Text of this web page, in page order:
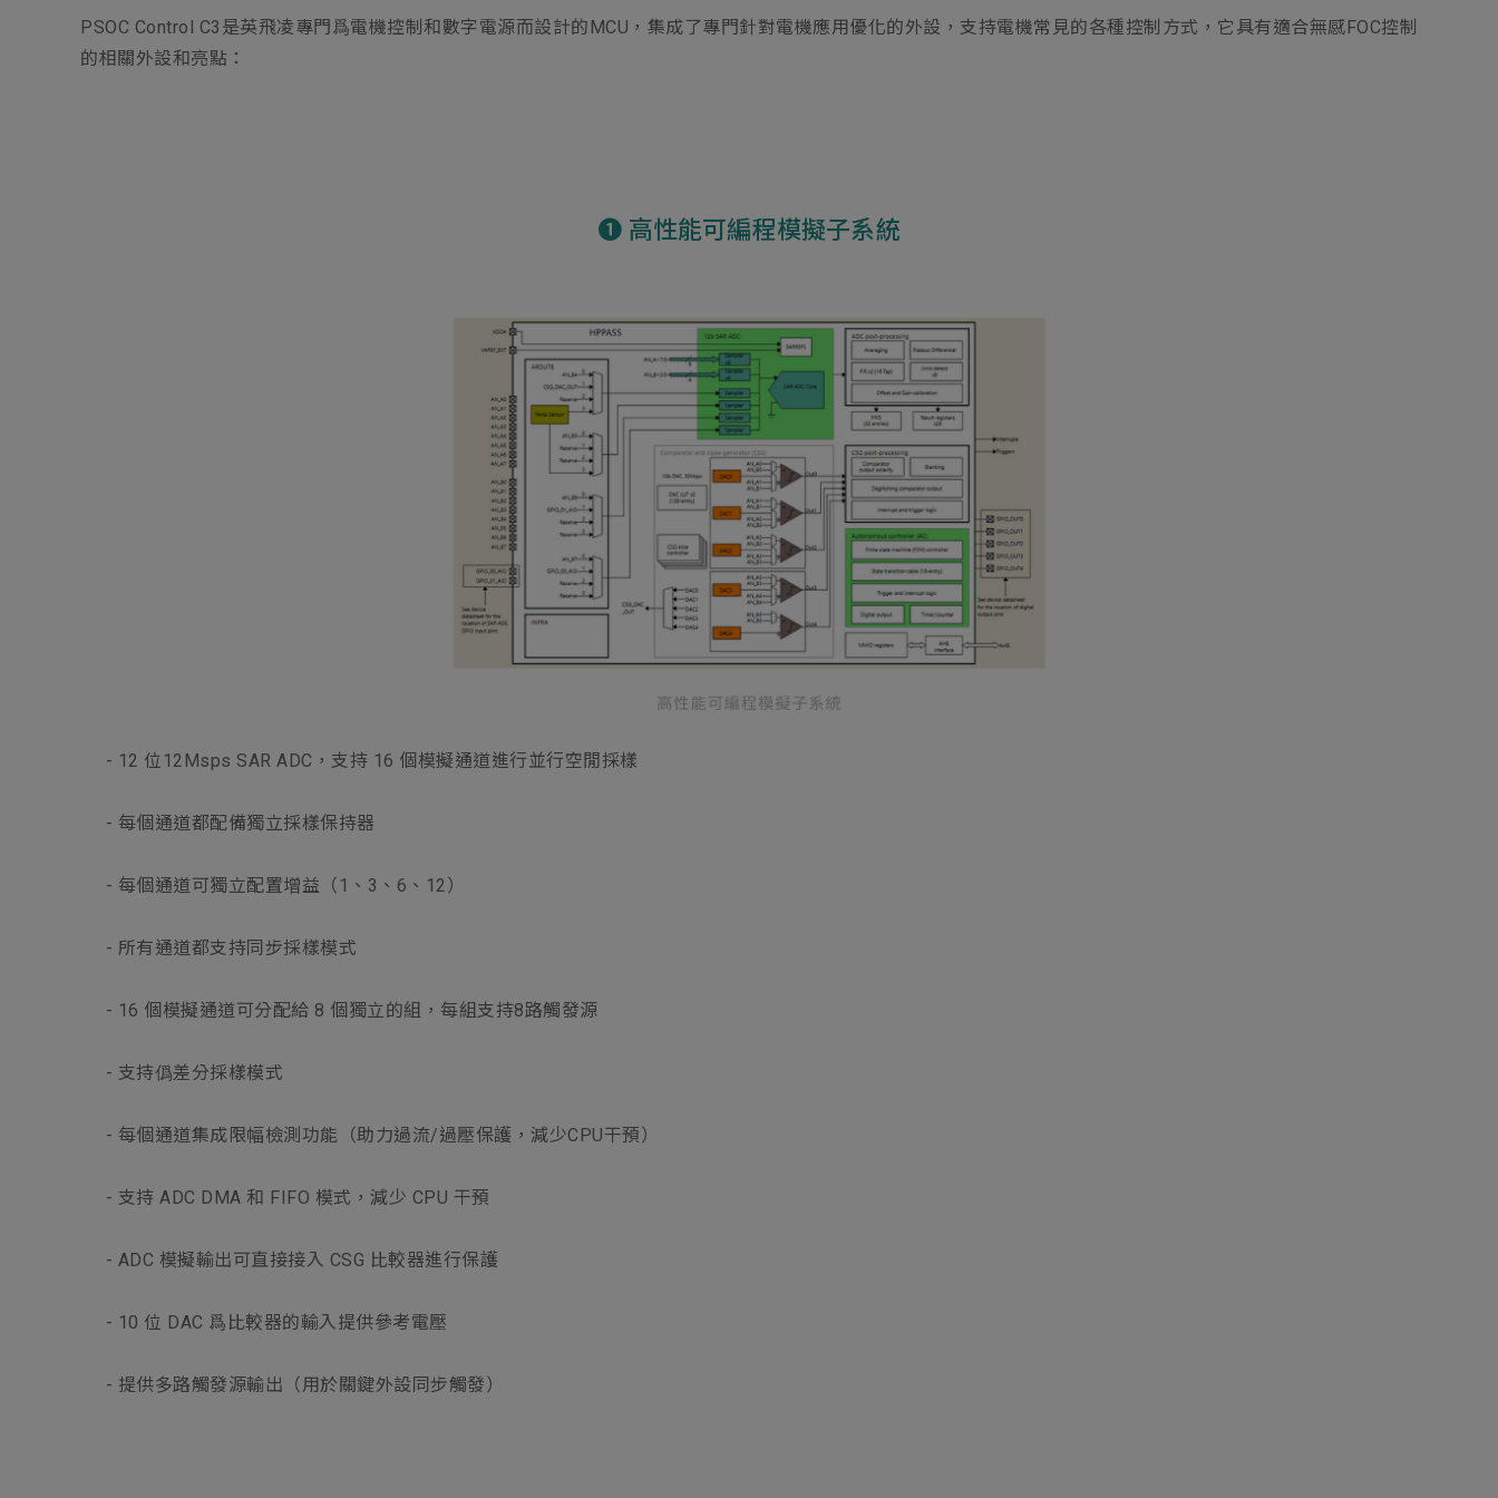
PSOC Control C3是英飛凌專門爲電機控制和數字電源而設計的MCU，集成了專門針對電機應用優化的外設，支持電機常見的各種控制方式，它具有適合無感FOC控制
的相關外設和亮點：
➊ 高性能可編程模擬子系統
- 12 位12Msps SAR ADC，支持 16 個模擬通道進行並行空閒採樣
- 每個通道都配備獨立採樣保持器
- 每個通道可獨立配置增益（1、3、6、12）
- 所有通道都支持同步採樣模式
- 16 個模擬通道可分配給 8 個獨立的組，每組支持8路觸發源
- 支持僞差分採樣模式
- 每個通道集成限幅檢測功能（助力過流/過壓保護，減少CPU干預）
- 支持 ADC DMA 和 FIFO 模式，減少 CPU 干預
- ADC 模擬輸出可直接接入 CSG 比較器進行保護
- 10 位 DAC 爲比較器的輸入提供參考電壓
- 提供多路觸發源輸出（用於關鍵外設同步觸發）